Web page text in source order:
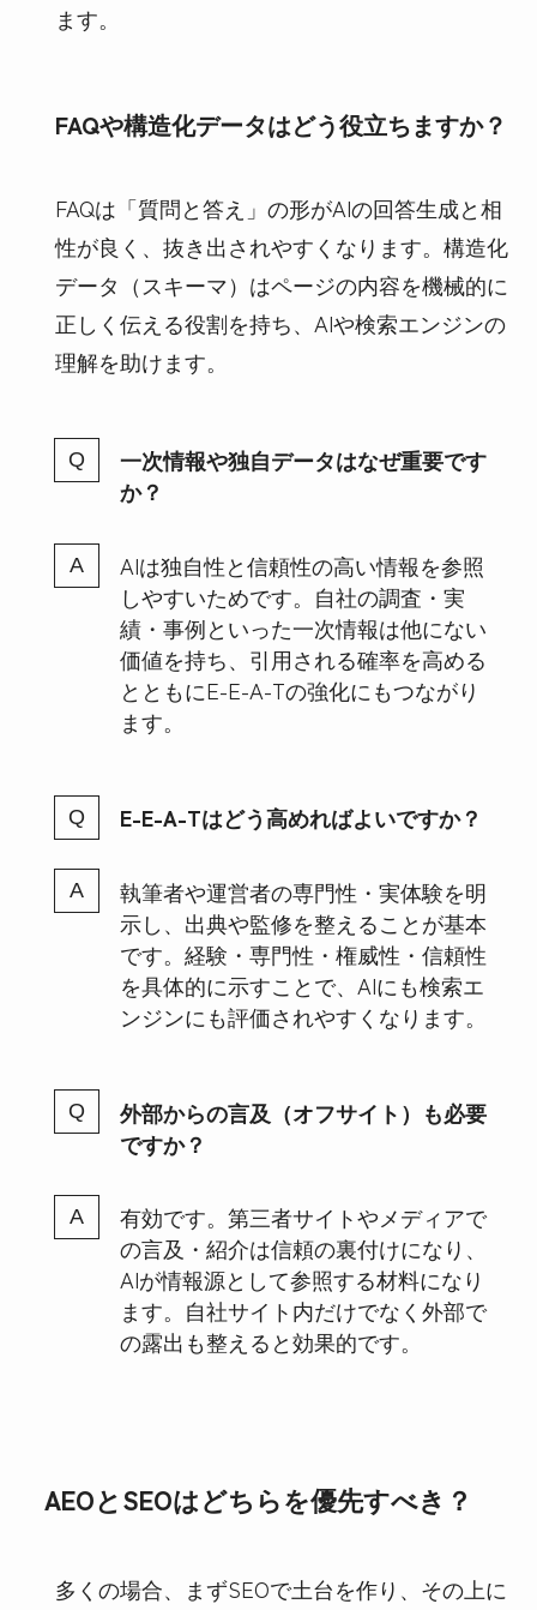
ます。
FAQや構造化データはどう役立ちますか？
FAQは「質問と答え」の形がAIの回答生成と相
性が良く、抜き出されやすくなります。構造化
データ（スキーマ）はページの内容を機械的に
正しく伝える役割を持ち、AIや検索エンジンの
理解を助けます。
一次情報や独自データはなぜ重要です
か？
AIは独自性と信頼性の高い情報を参照
しやすいためです。自社の調査・実
績・事例といった一次情報は他にない
価値を持ち、引用される確率を高める
とともにE-E-A-Tの強化にもつながり
ます。
E-E-A-Tはどう高めればよいですか？
執筆者や運営者の専門性・実体験を明
示し、出典や監修を整えることが基本
です。経験・専門性・権威性・信頼性
を具体的に示すことで、AIにも検索エ
ンジンにも評価されやすくなります。
外部からの言及（オフサイト）も必要
ですか？
有効です。第三者サイトやメディアで
の言及・紹介は信頼の裏付けになり、
AIが情報源として参照する材料になり
ます。自社サイト内だけでなく外部で
の露出も整えると効果的です。
AEOとSEOはどちらを優先すべき？
多くの場合、まずSEOで土台を作り、その上に